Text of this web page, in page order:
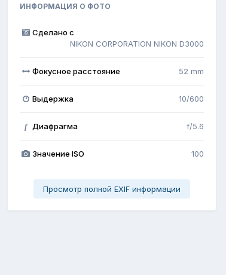
ИНФОРМАЦИЯ О ФОТО
Сделано с
NIKON CORPORATION NIKON D3000
Фокусное расстояние 52 mm
Выдержка 10/600
f Диафрагма f/5.6
Значение ISO 100
Просмотр полной EXIF информации